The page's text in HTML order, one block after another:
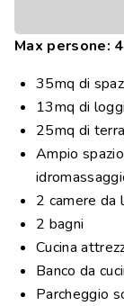
Max persone: 4
35mq di
13mq di
25mq di
Ampio
2 camere da
2 bagni
Cucina
Banco da
Parcheggio